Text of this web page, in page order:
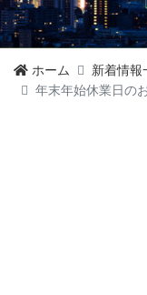
ホーム 新着情報
年末年始休業日の